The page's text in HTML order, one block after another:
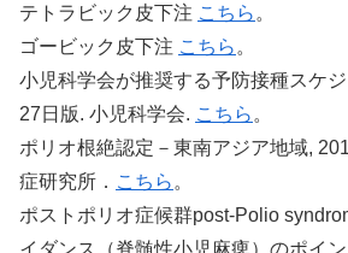
テトラビック皮下注 こちら 。
ゴービック皮下注 こちら 。
小児科学会が推奨する予防接種スケ
27日版. 小児科学会. こちら 。
ポリオ根絶認定－東南アジア地域,
症研究所． こちら 。
ポストポリオ症候群post-Polio
イダンス（脊髄性小児麻痺）のポイン